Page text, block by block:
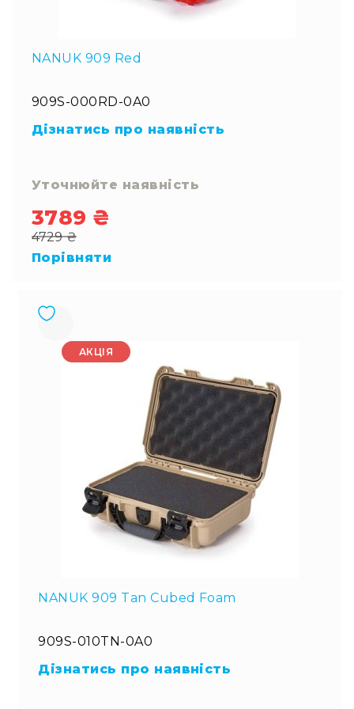
NANUK 909 Red
909S-000RD-0A0
Дізнатись про наявність
Уточнюйте наявність
Special
Price
3789 ₴
Regular
Price
4729 ₴
Порівняти
АКЦІЯ
NANUK 909 Tan Cubed Foam
909S-010TN-0A0
Дізнатись про наявність